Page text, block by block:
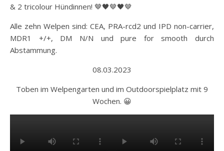
& 2 tricolour Hündinnen! 🤎🖤🤎🖤🤎
Alle zehn Welpen sind: CEA, PRA-rcd2 und IPD non-carrier,
MDR1 +/+, DM N/N und pure for smooth durch
Abstammung.
08.03.2023
Toben im Welpengarten und im Outdoorspielplatz mit 9
Wochen. 😀